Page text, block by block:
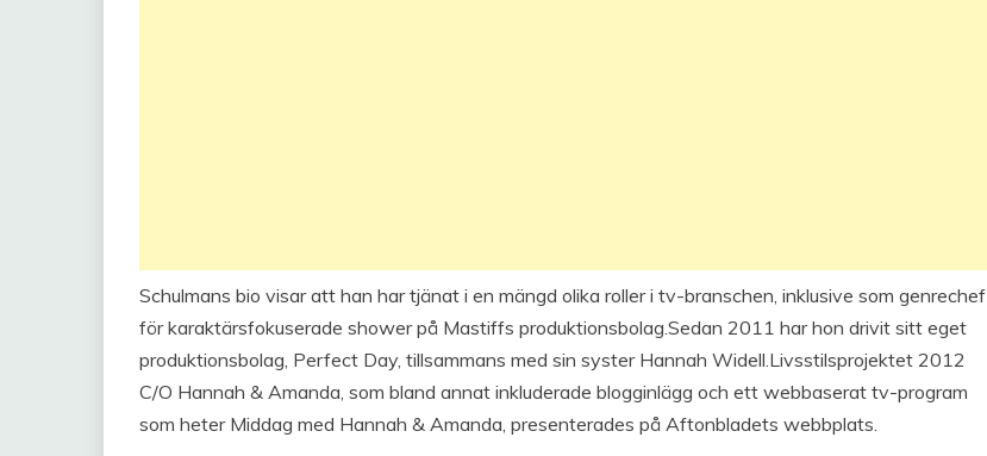
Schulmans bio visar att han har tjänat i en mängd olika roller i tv-branschen, inklusive som genrechef
för karaktärsfokuserade shower på Mastiffs produktionsbolag.Sedan 2011 har hon drivit sitt eget
produktionsbolag, Perfect Day, tillsammans med sin syster Hannah Widell.Livsstilsprojektet 2012
C/O Hannah & Amanda, som bland annat inkluderade blogginlägg och ett webbaserat tv-program
som heter Middag med Hannah & Amanda, presenterades på Aftonbladets webbplats.